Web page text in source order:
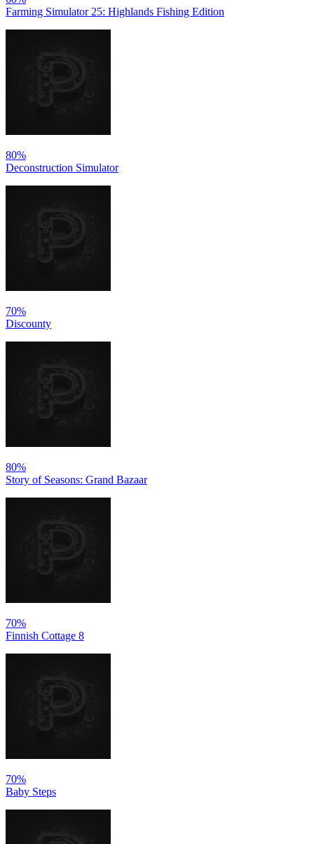
Farming Simulator 25: Highlands Fishing Edition
80%
Deconstruction Simulator
70%
Discounty
80%
Story of Seasons: Grand Bazaar
70%
Finnish Cottage 8
70%
Baby Steps